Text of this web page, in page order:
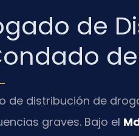
de
de distribución de
graves. Bajo el